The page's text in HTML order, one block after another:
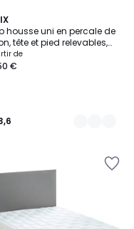
housse uni en percale de
tête et pied relevables,
de 30cm, PREMIÈRE
de
€